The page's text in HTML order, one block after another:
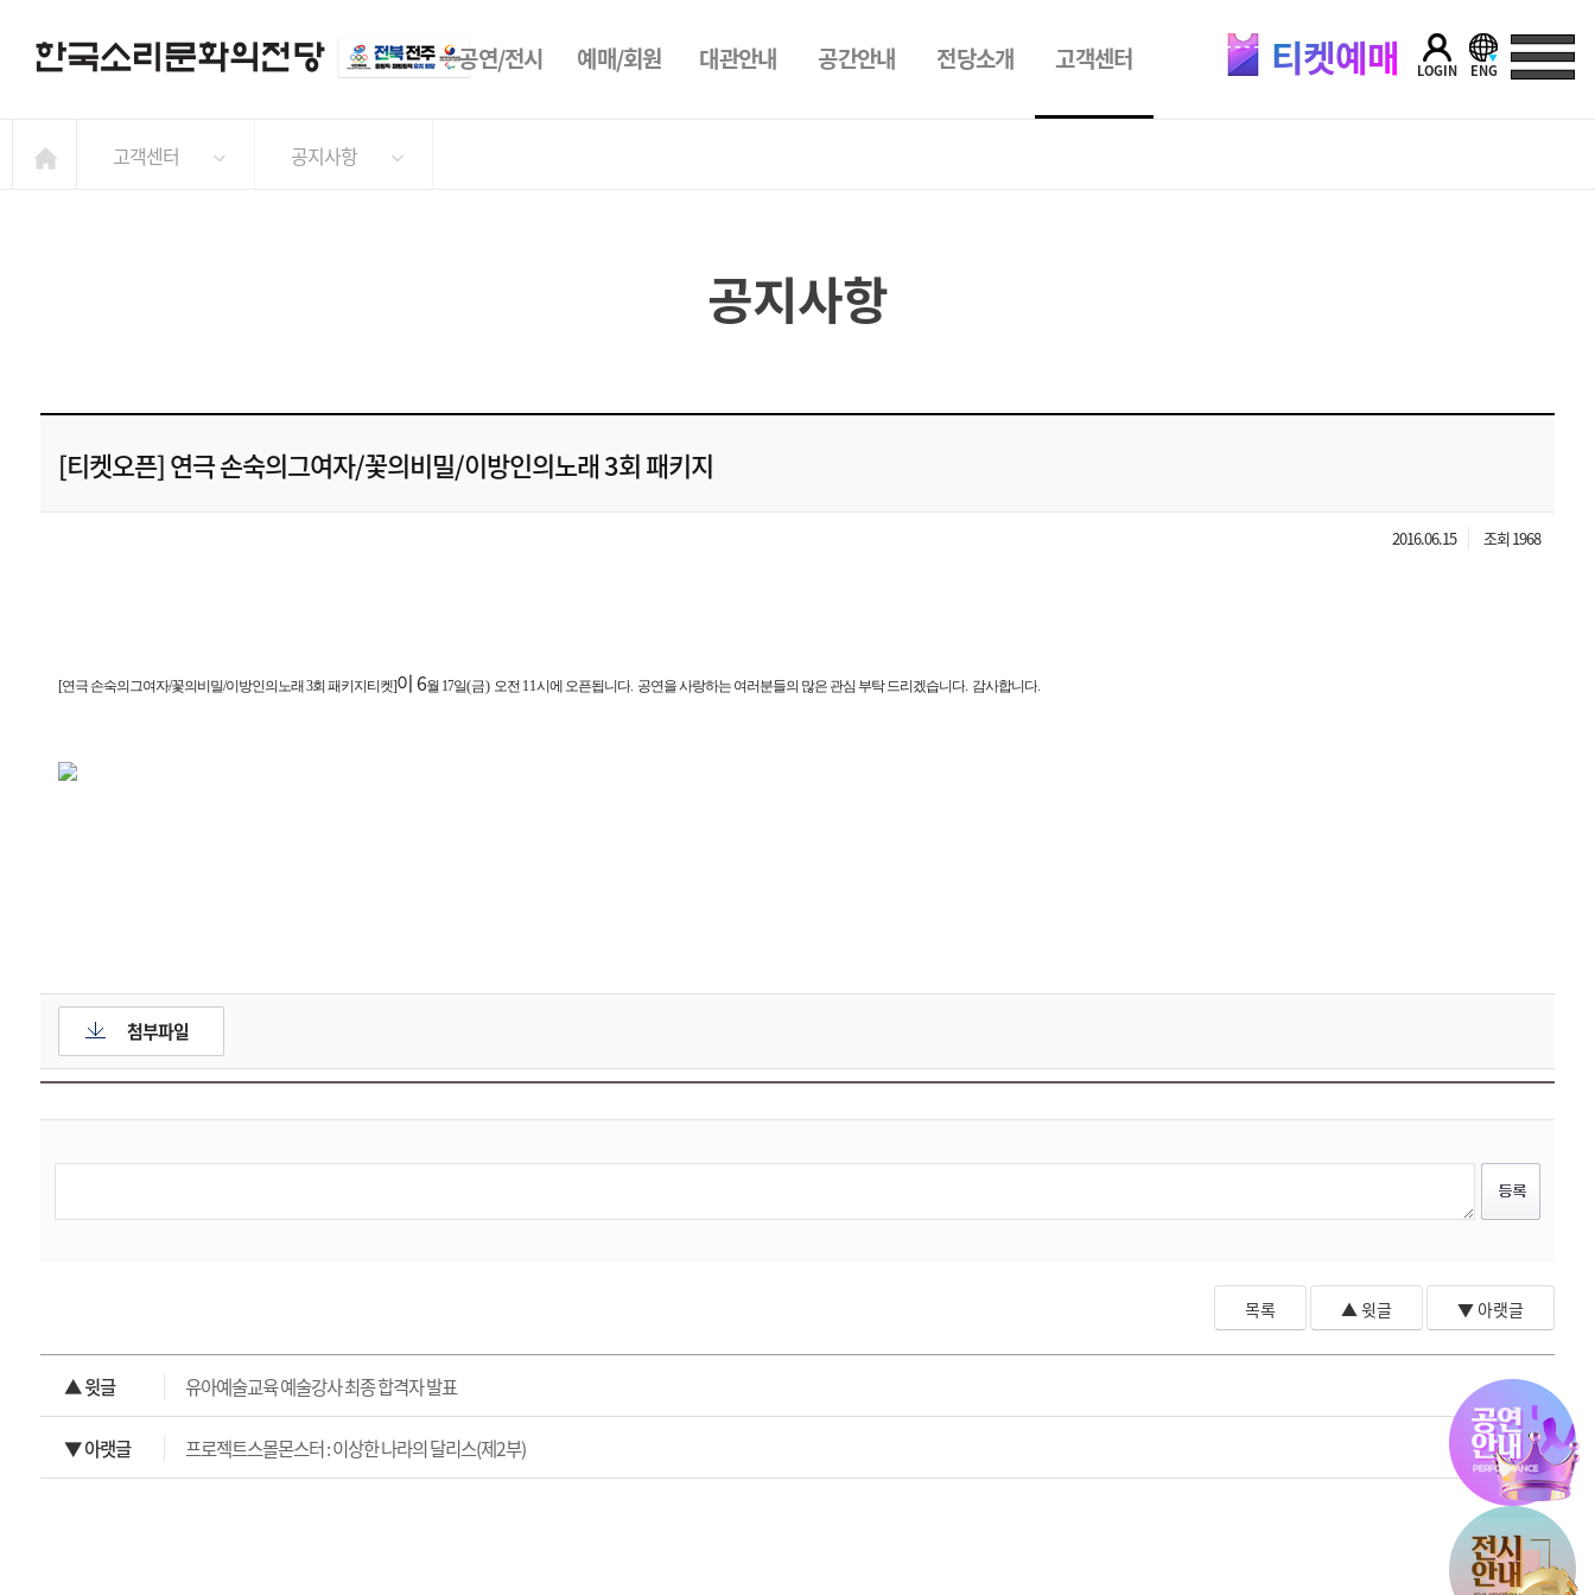
공연/전시 예매/회원 대관안내 공간안내 전당소개 고객센터 티켓예매 LOGIN ENG
고객센터 공지사항
공지사항
[티켓오픈] 연극 손숙의그여자/꽃의비밀/이방인의노래 3회 패키지
2016.06.15 조회 1968
[연극 손숙의그여자/꽃의비밀/이방인의노래 3회 패키지티켓]이 6월 17일(금) 오전 11시에 오픈됩니다. 공연을 사랑하는 여러분들의 많은 관심 부탁 드리겠습니다. 감사합니다.
첨부파일
목록 ▲ 윗글 ▼ 아랫글
▲ 윗글 유아예술교육 예술강사 최종 합격자 발표
▼ 아랫글 프로젝트스몰몬스터 : 이상한 나라의 달리스(제2부)